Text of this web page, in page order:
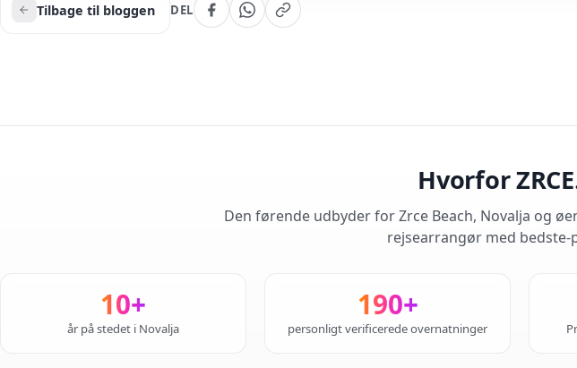
Tilbage til bloggen DEL
Hvorfor
Den førende udbyder for Zrce Beach, Novalja og
rejsearrangør med bedste-
10+
år på stedet i Novalja
190+
personligt verificerede overnatninger